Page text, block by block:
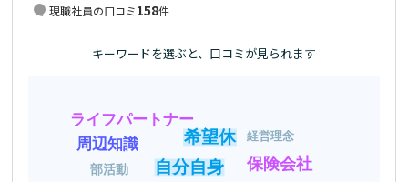
現職社員の口コミ158件
キーワードを選ぶと、口コミが見られます
自分自身
希望休
保険会社
ライフパートナー
周辺知識
部活動
経営理念